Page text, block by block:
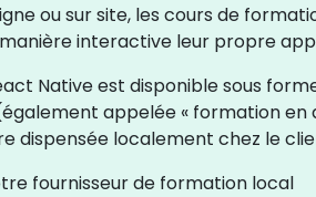
ou sur site, les cours de
interactive leur propre
Native est disponible sous
appelée « formation en
dispensée localement chez le
fournisseur de formation local